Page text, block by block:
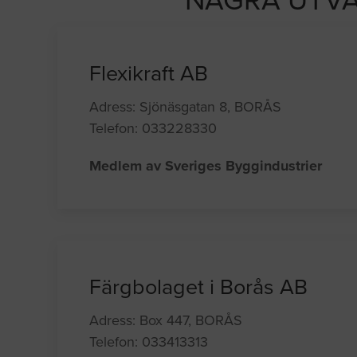
Flexikraft AB
Adress: Sjönäsgatan 8, BORÅS
Telefon: 033228330
Medlem av Sveriges Byggindustrier
Färgbolaget i Borås AB
Adress: Box 447, BORÅS
Telefon: 033413313